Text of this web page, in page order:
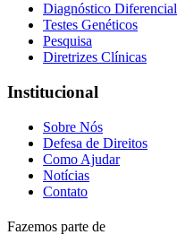
Diagnóstico Diferencial
Testes Genéticos
Pesquisa
Diretrizes Clínicas
Institucional
Sobre Nós
Defesa de Direitos
Como Ajudar
Notícias
Contato
Fazemos parte de